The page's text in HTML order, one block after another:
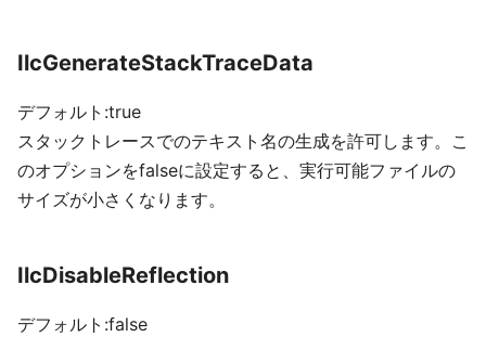
IlcGenerateStackTraceData
デフォルト:true
スタックトレースでのテキスト名の生成を許可します。こ
のオプションをfalseに設定すると、実行可能ファイルの
サイズが小さくなります。
IlcDisableReflection
デフォルト:false